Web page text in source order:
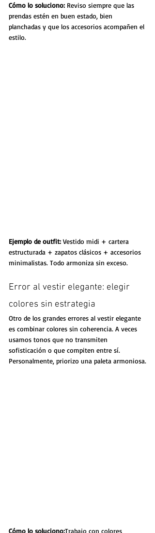
Cómo lo soluciono: Reviso siempre que las
prendas estén en buen estado, bien
planchadas y que los accesorios acompañen el
estilo.
Ejemplo de outfit: Vestido midi + cartera
estructurada + zapatos clásicos + accesorios
minimalistas. Todo armoniza sin exceso.
Error al vestir elegante: elegir
colores sin estrategia
Otro de los grandes errores al vestir elegante
es combinar colores sin coherencia. A veces
usamos tonos que no transmiten
sofisticación o que compiten entre sí.
Personalmente, priorizo una paleta armoniosa.
Cómo lo soluciono:Trabajo con colores